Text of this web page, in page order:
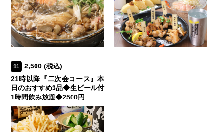
11 2,500(税込)
21時以降『二次会コース』本
日のおすすめ3品◆生ビール付
1時間飲み放題◆2500円